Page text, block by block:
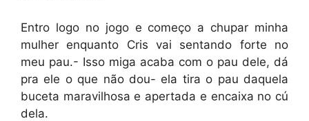
Entro logo no jogo e começo a chupar minha
mulher enquanto Cris vai sentando forte no
meu pau.- Isso miga acaba com o pau dele, dá
pra ele o que não dou- ela tira o pau daquela
buceta maravilhosa e apertada e encaixa no cú
dela.